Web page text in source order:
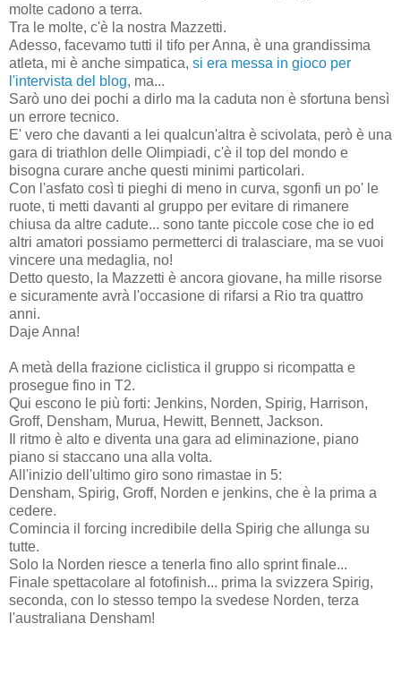
molte cadono a terra.
Tra le molte, c'è la nostra Mazzetti.
Adesso, facevamo tutti il tifo per Anna, è una grandissima
atleta, mi è anche simpatica, si era messa in gioco per
l'intervista del blog, ma...
Sarò uno dei pochi a dirlo ma la caduta non è sfortuna bensì
un errore tecnico.
E' vero che davanti a lei qualcun'altra è scivolata, però è una
gara di triathlon delle Olimpiadi, c'è il top del mondo e
bisogna curare anche questi minimi particolari.
Con l'asfato così ti pieghi di meno in curva, sgonfi un po' le
ruote, ti metti davanti al gruppo per evitare di rimanere
chiusa da altre cadute... sono tante piccole cose che io ed
altri amatori possiamo permetterci di tralasciare, ma se vuoi
vincere una medaglia, no!
Detto questo, la Mazzetti è ancora giovane, ha mille risorse
e sicuramente avrà l'occasione di rifarsi a Rio tra quattro
anni.
Daje Anna!
A metà della frazione ciclistica il gruppo si ricompatta e
prosegue fino in T2.
Qui escono le più forti: Jenkins, Norden, Spirig, Harrison,
Groff, Densham, Murua, Hewitt, Bennett, Jackson.
Il ritmo è alto e diventa una gara ad eliminazione, piano
piano si staccano una alla volta.
All'inizio dell'ultimo giro sono rimastae in 5:
Densham, Spirig, Groff, Norden e jenkins, che è la prima a
cedere.
Comincia il forcing incredibile della Spirig che allunga su
tutte.
Solo la Norden riesce a tenerla fino allo sprint finale...
Finale spettacolare al fotofinish... prima la svizzera Spirig,
seconda, con lo stesso tempo la svedese Norden, terza
l'australiana Densham!